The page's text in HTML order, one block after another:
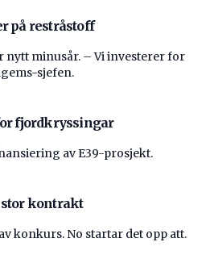
på restråstoff
nytt minusår. – Vi investerer for
sjefen.
fjordkryssingar
av E39-prosjekt.
kontrakt
konkurs. No startar det opp att.